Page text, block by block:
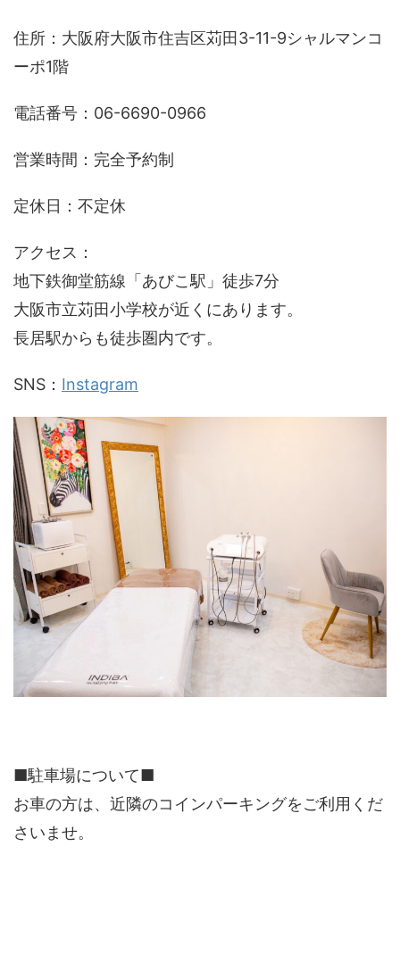
住所：大阪府大阪市住吉区苅田3-11-9シャルマンコ
ーポ1階
電話番号：06-6690-0966
営業時間：完全予約制
定休日：不定休
アクセス：
地下鉄御堂筋線「あびこ駅」徒歩7分
大阪市立苅田小学校が近くにあります。
長居駅からも徒歩圏内です。
SNS： Instagram
■駐車場について■
お車の方は、近隣のコインパーキングをご利用くだ
さいませ。